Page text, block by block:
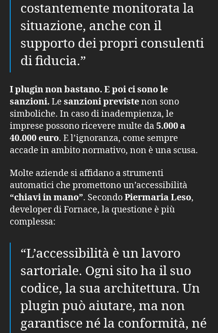
costantemente monitorata la
situazione, anche con il
supporto dei propri consulenti
di fiducia.”
I plugin non bastano. E poi ci sono le
sanzioni. Le sanzioni previstenon sono
simboliche. In caso di inadempienza, le
imprese possono ricevere multe da5.000 a
40.000 euro. E l’ignoranza, come sempre
accade in ambito normativo, non è una scusa.
Molte aziende si affidano a strumenti
automatici che promettono un’accessibilità
“chiavi in mano”. SecondoPiermaria Leso,
developer di Fornace, la questione è più
complessa:
“L’accessibilità è un lavoro
sartoriale. Ogni sito ha il suo
codice, la sua architettura. Un
plugin può aiutare, ma non
garantisce né la conformità, né